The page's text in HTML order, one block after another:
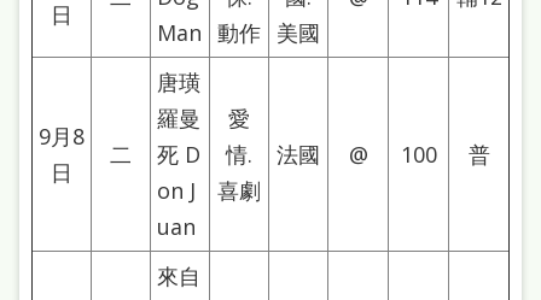
站
全
日
Man 動作 美國
9月8
日
二
唐璜
羅曼
死 D
on J
uan
愛
情.
喜劇
法國 @ 100 普
來自